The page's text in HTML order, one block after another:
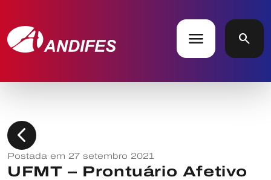
menu search
chevron_left
Postada em 27 setembro 2021
UFMT – Prontuário Afetivo